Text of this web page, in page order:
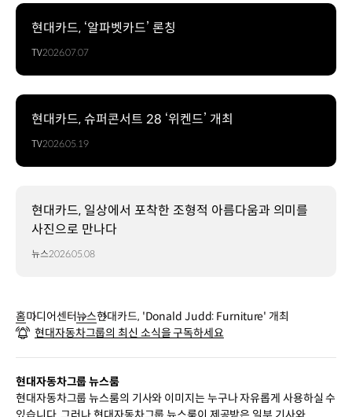
현대카드, ‘알파벳카드’ 론칭
TV2026.07.07
현대카드, 슈퍼콘서트 28 ‘위켄드’ 개최
TV2026.05.19
현대카드, 일상에서 포착한 조형적 아름다움과 의미를
사진으로 만나다
뉴스2026.05.08
홈미디어센터뉴스현대카드, 'Donald Judd: Furniture' 개최
현대자동차그룹의 최신 소식을 구독하세요
현대자동차그룹 뉴스룸
현대자동차그룹 뉴스룸의 기사와 이미지는 누구나 자유롭게 사용하실 수